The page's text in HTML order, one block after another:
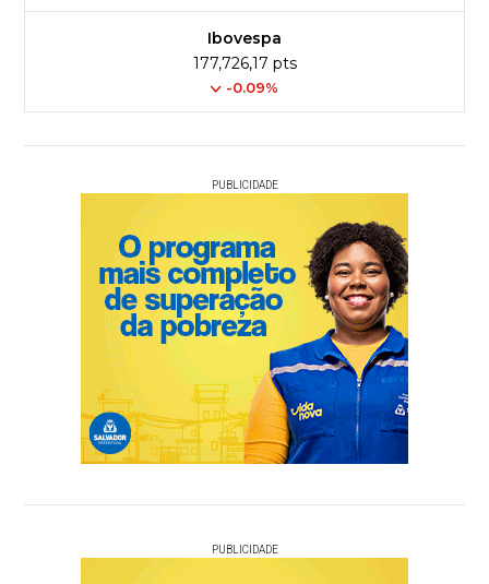
Ibovespa
177,726,17 pts
-0.09%
PUBLICIDADE
PUBLICIDADE